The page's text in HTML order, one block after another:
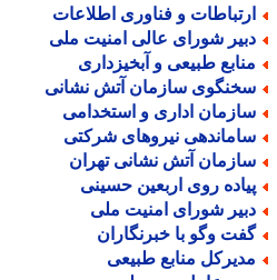
و فناوری اطلاعات
شورای عالی امنیت ملی
طبیعی و آبخیزداری
سازمان آتش نشانی
اداری و استخدامی
نیروهای شرکتی
آتش نشانی تهران
روی اربعین حسینی
شورای امنیت ملی
وگو با خبرنگاران
منابع طبیعی